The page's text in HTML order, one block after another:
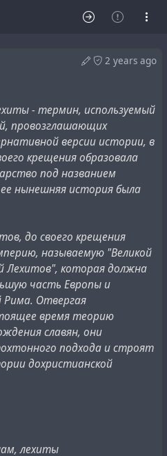
2 years ago
- термин, используемый
провозглашающих
версии истории, в
крещения образовала
под названием
нынешняя история была
до своего крещения
называемую "Великой
Лехитов", которая должна
часть Европы и
Рима. Отвергая
время теорию
славян, они
подхода и строят
дохристианской
лехиты